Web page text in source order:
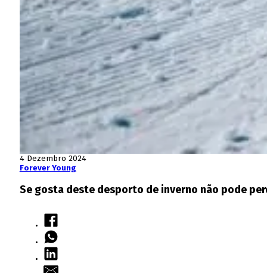
4 Dezembro 2024
Forever Young
Se gosta deste desporto de inverno não pode